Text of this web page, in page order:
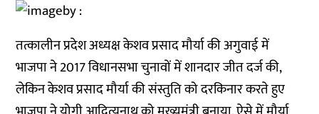
तत्कालीन प्रदेश अध्यक्ष केशव प्रसाद मौर्या की अगुवाई में
भाजपा ने 2017 विधानसभा चुनावों में शानदार जीत दर्ज की,
लेकिन केशव प्रसाद मौर्या की संस्तुति को दरकिनार करते हुए